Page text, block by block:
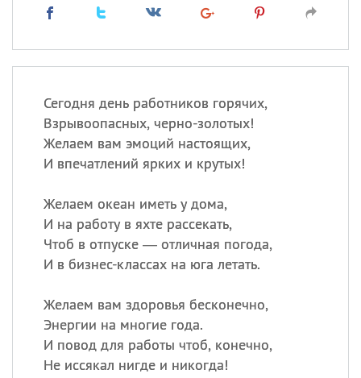
Сегодня день работников горячих,
Взрывоопасных, черно-золотых!
Желаем вам эмоций настоящих,
И впечатлений ярких и крутых!
Желаем океан иметь у дома,
И на работу в яхте рассекать,
Чтоб в отпуске — отличная погода,
И в бизнес-классах на юга летать.
Желаем вам здоровья бесконечно,
Энергии на многие года.
И повод для работы чтоб, конечно,
Не иссякал нигде и никогда!